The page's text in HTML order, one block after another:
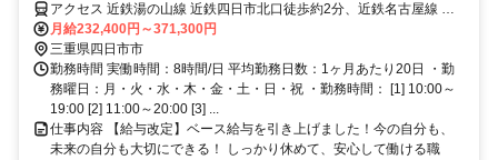
アクセス 近鉄湯の山線 近鉄四日市北口徒歩約2分、近鉄名古屋線 近
鉄四日市北口徒歩約2分、連絡バス 近鉄四日市北口徒歩約2分
月給232,400円～371,300円
三重県四日市市
勤務時間 実働時間：8時間/日 平均勤務日数：1ヶ月あたり20日 ・勤
務曜日：月・火・水・木・金・土・日・祝 ・勤務時間： [1] 10:00～
19:00 [2] 11:00～20:00 [3] ...
仕事内容 【給与改定】ベース給与を引き上げました！今の自分も、
未来の自分も大切にできる！ しっかり休めて、安心して働ける職